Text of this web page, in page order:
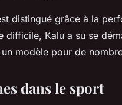
distingué grâce à la
difficile, Kalu a su se
modèle pour de
dans le sport